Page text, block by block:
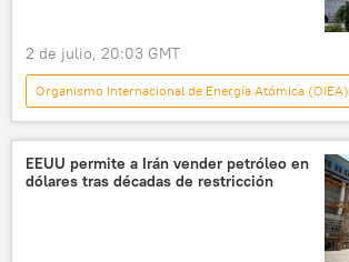
2 de julio, 20:03 GMT
Organismo Internacional de Energía Atómica (OIEA)
Defensa
seguridad
Rafael Grossi
planta nuclear
Zaporozhie
🛡️ Zonas de conflicto
EEUU permite a Irán vender petróleo en
dólares tras décadas de restricción